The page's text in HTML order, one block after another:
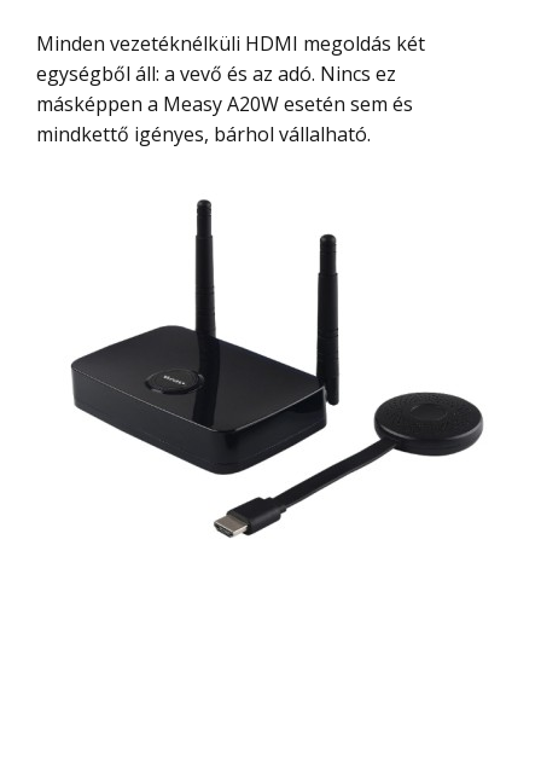
Minden vezetéknélküli HDMI megoldás két
egységből áll: a vevő és az adó. Nincs ez
másképpen a Measy A20W esetén sem és
mindkettő igényes, bárhol vállalható.